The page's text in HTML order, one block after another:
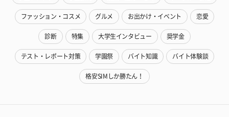
ファッション・コスメ グルメ お出かけ・イベント 恋愛
診断 特集 大学生インタビュー 奨学金
テスト・レポート対策 学園祭 バイト知識 バイト体験談
格安SIMしか勝たん！